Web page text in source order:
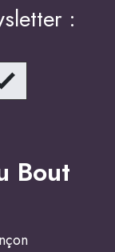
:
Bout